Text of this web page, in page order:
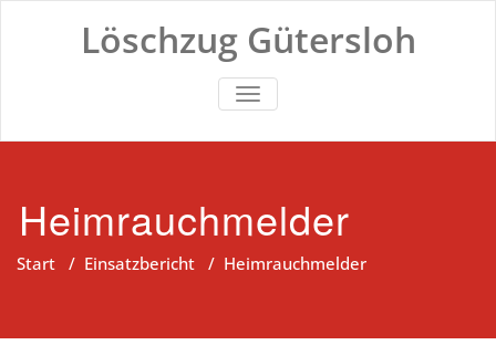
Löschzug Gütersloh
TOGGLE NAVIGATION
Heimrauchmelder
Start / Einsatzbericht / Heimrauchmelder